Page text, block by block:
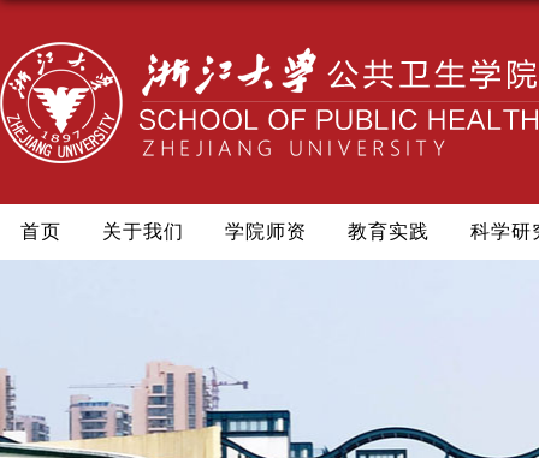
首页 关于我们 学院师资 教育实践 科学研